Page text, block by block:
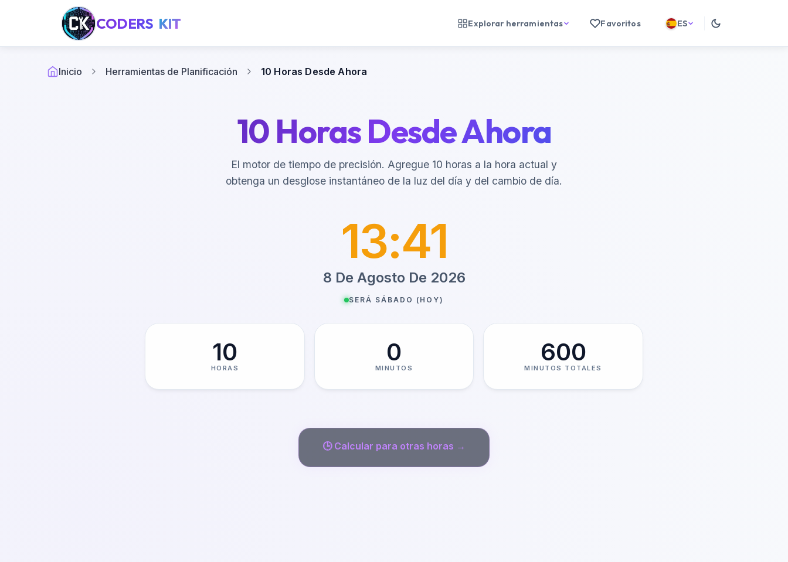
CODERS KIT Explorar herramientas Favoritos ES
Inicio Herramientas de Planificación 10 Horas Desde Ahora
10 Horas Desde Ahora
El motor de tiempo de precisión. Agregue 10 horas a la hora actual y
obtenga un desglose instantáneo de la luz del día y del cambio de día.
13:41
8 De Agosto De 2026
SERÁ SÁBADO (HOY)
10
HORAS
0
MINUTOS
600
MINUTOS TOTALES
🕒 Calcular para otras horas →